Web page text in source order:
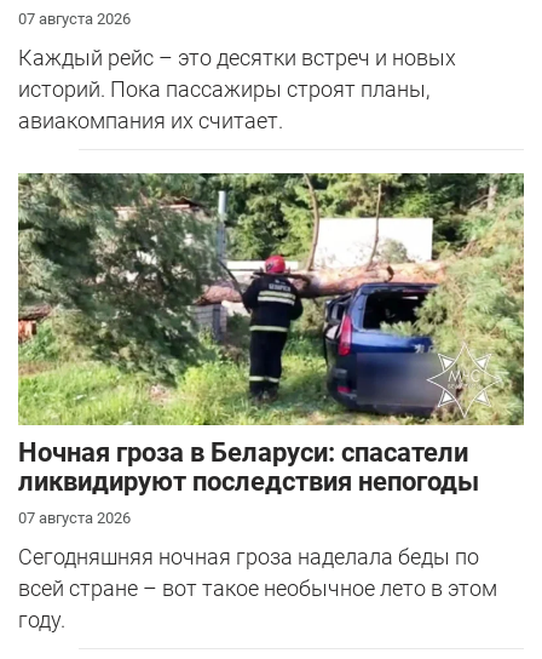
07 августа 2026
Каждый рейс – это десятки встреч и новых
историй. Пока пассажиры строят планы,
авиакомпания их считает.
Ночная гроза в Беларуси: спасатели
ликвидируют последствия непогоды
07 августа 2026
Сегодняшняя ночная гроза наделала беды по
всей стране – вот такое необычное лето в этом
году.